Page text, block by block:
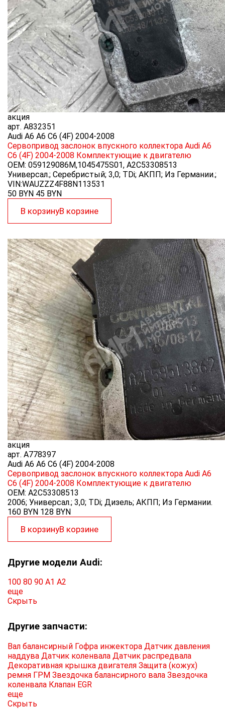
акция
арт. A832351
Audi A6 A6 C6 (4F) 2004-2008
Сервопривод заслонок впускного коллектора Audi A6
C6 (4F) 2004-2008 Комплектующие к двигателю
OEM: 059129086M,1045475S01, A2C53308513
Универсал.; Серебристый; 3,0; TDi; АКПП; Из Германии.;
VIN:WAUZZZ4F88N113531
50 BYN 45 BYN
В корзинуВ корзине
акция
арт. A778397
Audi A6 A6 C6 (4F) 2004-2008
Сервопривод заслонок впускного коллектора Audi A6
C6 (4F) 2004-2008 Комплектующие к двигателю
OEM: A2C53308513
2006; Универсал.; 3,0; TDi; Дизель; АКПП; Из Германии.
160 BYN 128 BYN
В корзинуВ корзине
Другие модели Audi:
100 80 90 A1 A2
еще
Скрыть
Другие запчасти:
Вал балансирный Гофра инжектора Датчик давления
наддува Датчик коленвала Датчик распредвала
Декоративная крышка двигателя Защита (кожух)
ремня ГРМ Звездочка балансирного вала Звездочка
коленвала Клапан EGR
еще
Скрыть